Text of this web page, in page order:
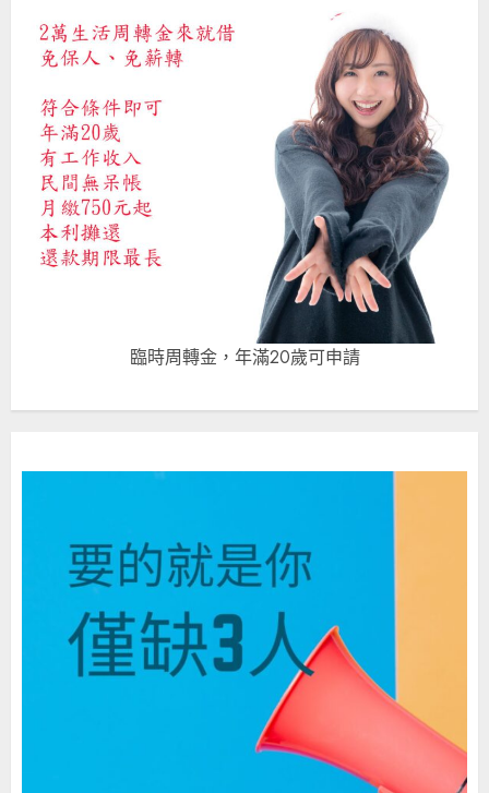
臨時周轉金，年滿20歲可申請